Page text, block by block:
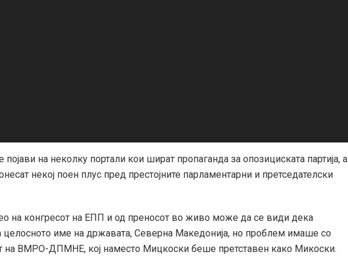
на неколку портали кои шират пропаганда за опозициската партија, а
некој поен плус пред престојните парламентарни и претседателски
на конгресот на ЕПП и од преносот во живо може да се види дека
целосното име на државата, Северна Македонија, но проблем имаше со
на ВМРО-ДПМНЕ, кој наместо Мицкоски беше претставен како Микоски.